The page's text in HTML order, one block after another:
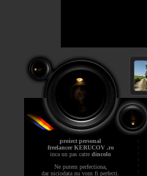
proiect personal
freelancer KERUCOV .ro
inca un pas catre dincolo
Ne putem perfectiona,
dar niciodata nu vom fi perfecti.